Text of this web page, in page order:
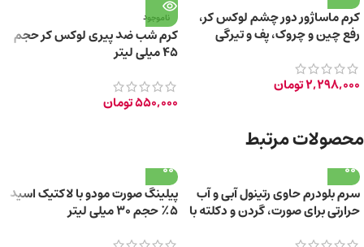
کرم ماساژور دور چشم لوکس کر،
رفع چین و چروک، پف و تیرگی
2,298,000تومان
ناموجود
کرم شب ضد پیری لوکس کر حجم
۴۵ میلی لیتر
550,000تومان
محصولات مرتبط
سرم بلودرم حاوی رتینول آبی و آب
حرارتی برای صورت، گردن و دکلته با
پیلینگ صورت مودو با لاکتیک اسید
۵٪ حجم ۳۰ میلی لیتر